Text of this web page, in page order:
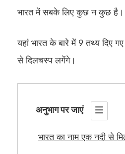
भारत में सबके लिए कुछ न कुछ है।
यहां भारत के बारे में 9 तथ्य दिए
से दिलचस्प लगेंगे।
अनुभाग पर जाएं
भारत का नाम एक नदी से